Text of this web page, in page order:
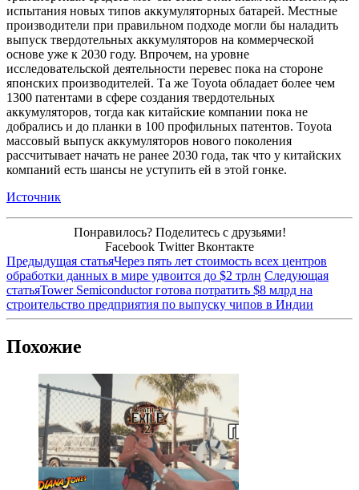
испытания новых типов аккумуляторных батарей. Местные
производители при правильном подходе могли бы наладить
выпуск твердотельных аккумуляторов на коммерческой
основе уже к 2030 году. Впрочем, на уровне
исследовательской деятельности перевес пока на стороне
японских производителей. Та же Toyota обладает более чем
1300 патентами в сфере создания твердотельных
аккумуляторов, тогда как китайские компании пока не
добрались и до планки в 100 профильных патентов. Toyota
массовый выпуск аккумуляторов нового поколения
рассчитывает начать не ранее 2030 года, так что у китайских
компаний есть шансы не уступить ей в этой гонке.
Источник
Понравилось? Поделитесь с друзьями!
Facebook Twitter Вконтакте
Предыдущая статьяЧерез пять лет стоимость всех центров
обработки данных в мире удвоится до $2 трлн Следующая
статьяTower Semiconductor готова потратить $8 млрд на
строительство предприятия по выпуску чипов в Индии
Похожие